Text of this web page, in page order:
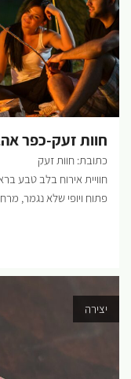
חוות זעק-כפר
כתובת: חוות זעק
חוויית אירוח בלב טבע
פתוח ויופי שלא נגמר,
המסתור מסיפורי המקום
כיבוד תה צמחים
סדנאות לגיבוש חברתי
באוויר הפתוח עם
קראוון עם מטבחון,
יצירה